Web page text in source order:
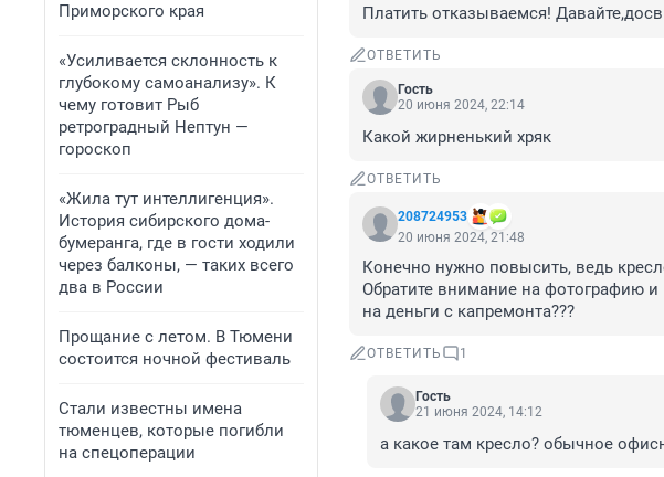
Приморского края
«Усиливается склонность к
глубокому самоанализу». К
чему готовит Рыб
ретроградный Нептун —
гороскоп
«Жила тут интеллигенция».
История сибирского дома-
бумеранга, где в гости ходили
через балконы, — таких всего
два в России
Прощание с летом. В Тюмени
состоится ночной фестиваль
Стали известны имена
тюменцев, которые погибли
на спецоперации
Платить отказываемся!
ОТВЕТИТЬ
Гость
20 июня 2024, 22:14
Какой жирненький хряк
ОТВЕТИТЬ
208724953
20 июня 2024, 21:48
Конечно нужно повысить, ведь
Обратите внимание на фотографию и
на деньги с капремонта???
ОТВЕТИТЬ 1
Гость
21 июня 2024, 14:12
а какое там кресло? обычное